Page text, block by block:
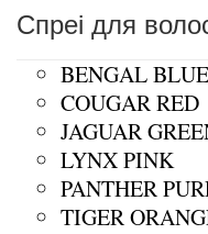
Спреі для
BENGAL BLUE
COUGAR RED
JAGUAR
LYNX PINK
PANTHER
TIGER